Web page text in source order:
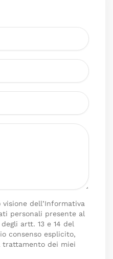
dell’Informativa
personali presente al
artt. 13 e 14 del
consenso esplicito,
dei miei